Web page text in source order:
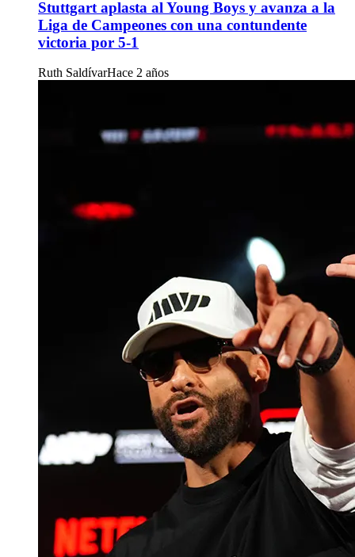
Stuttgart aplasta al Young Boys y avanza a la
Liga de Campeones con una contundente
victoria por 5-1
Ruth SaldívarHace 2 años